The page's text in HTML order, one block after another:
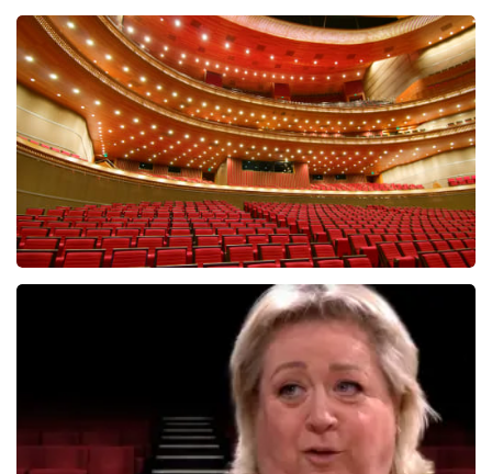
Alex Agnew en Andries Beckers
6reviews
BEKIJKEN